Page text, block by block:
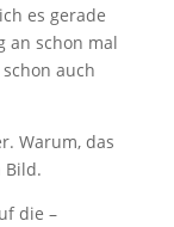
es gerade
an schon mal
auch
Warum, das
Bild.
die –